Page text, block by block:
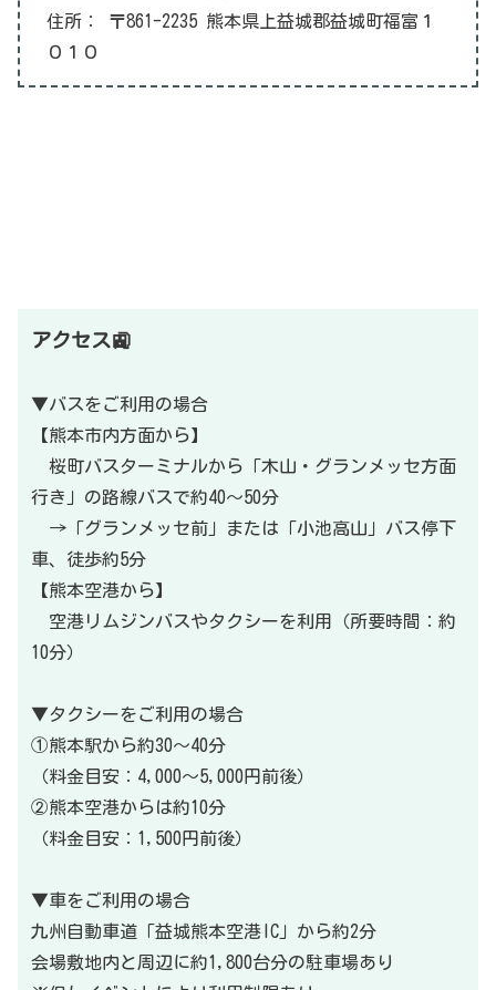
住所：
〒861-2235 熊本県上益城郡益城町福富１
０１０
アクセス🚉
▼バスをご利用の場合
【熊本市内方面から】
桜町バスターミナルから「木山・グランメッセ方面
行き」の路線バスで約40〜50分
→「グランメッセ前」または「小池高山」バス停下
車、徒歩約5分
【熊本空港から】
空港リムジンバスやタクシーを利用（所要時間：約
10分）
▼タクシーをご利用の場合
①熊本駅から約30〜40分
（料金目安：4,000〜5,000円前後）
②熊本空港からは約10分
（料金目安：1,500円前後）
▼車をご利用の場合
九州自動車道「益城熊本空港IC」から約2分
会場敷地内と周辺に約1,800台分の駐車場あり